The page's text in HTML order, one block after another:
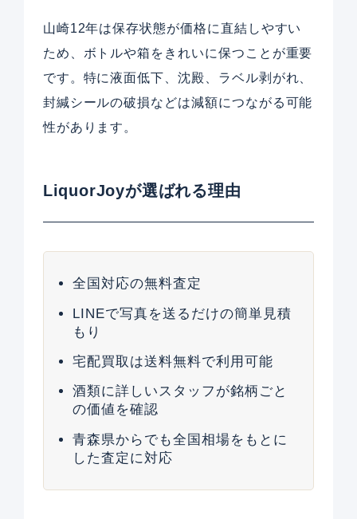
山崎12年は保存状態が価格に直結しやすい
ため、ボトルや箱をきれいに保つことが重要
です。特に液面低下、沈殿、ラベル剥がれ、
封緘シールの破損などは減額につながる可能
性があります。
LiquorJoyが選ばれる理由
全国対応の無料査定
LINEで写真を送るだけの簡単見積
もり
宅配買取は送料無料で利用可能
酒類に詳しいスタッフが銘柄ごと
の価値を確認
青森県からでも全国相場をもとに
した査定に対応